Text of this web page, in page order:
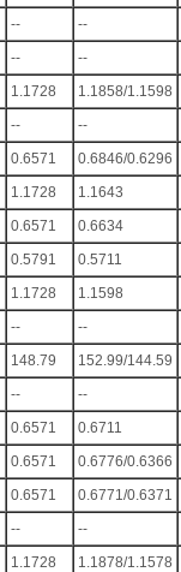
-- --
-- --
1.1728 1.1858/1.1598
-- --
0.6571 0.6846/0.6296
1.1728 1.1643
0.6571 0.6634
0.5791 0.5711
1.1728 1.1598
-- --
148.79 152.99/144.59
-- --
0.6571 0.6711
0.6571 0.6776/0.6366
0.6571 0.6771/0.6371
-- --
1.1728 1.1878/1.1578